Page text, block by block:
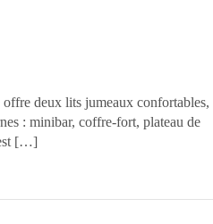
offre deux lits jumeaux confortables,
: minibar, coffre-fort, plateau de
[…]